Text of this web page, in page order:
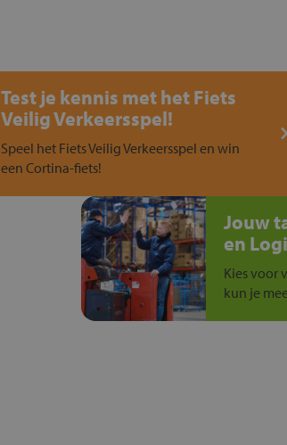
Test je kennis met het Fiets
Veilig Verkeersspel!
Speel het Fiets Veilig Verkeersspel en win
een Cortina-fiets!
Jouw
en
Kies voor
kun je